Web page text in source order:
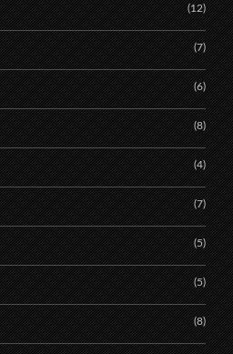
(12)
(7)
(6)
(8)
(4)
(7)
(5)
(5)
(8)